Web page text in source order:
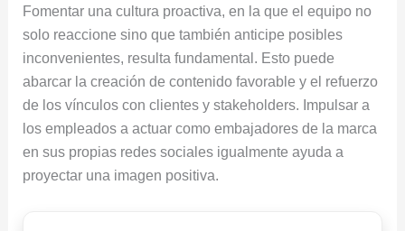
Fomentar una cultura proactiva, en la que el equipo no
solo reaccione sino que también anticipe posibles
inconvenientes, resulta fundamental. Esto puede
abarcar la creación de contenido favorable y el refuerzo
de los vínculos con clientes y stakeholders. Impulsar a
los empleados a actuar como embajadores de la marca
en sus propias redes sociales igualmente ayuda a
proyectar una imagen positiva.